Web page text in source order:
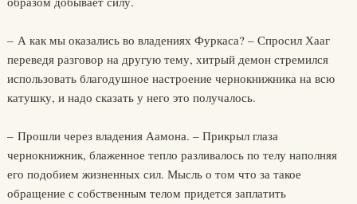
– А как мы оказались во владениях Фуркаса? – Спросил Хааг
переведя разговор на другую тему, хитрый демон стремился
использовать благодушное настроение чернокнижника на всю
катушку, и надо сказать у него это получалось.
– Прошли через владения Аамона. – Прикрыл глаза
чернокнижник, блаженное тепло разливалось по телу наполняя
его подобием жизненных сил. Мысль о том что за такое
обращение с собственным телом придется заплатить